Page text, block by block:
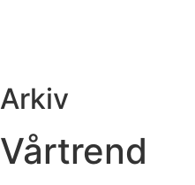
Arkiv
Vårtrend